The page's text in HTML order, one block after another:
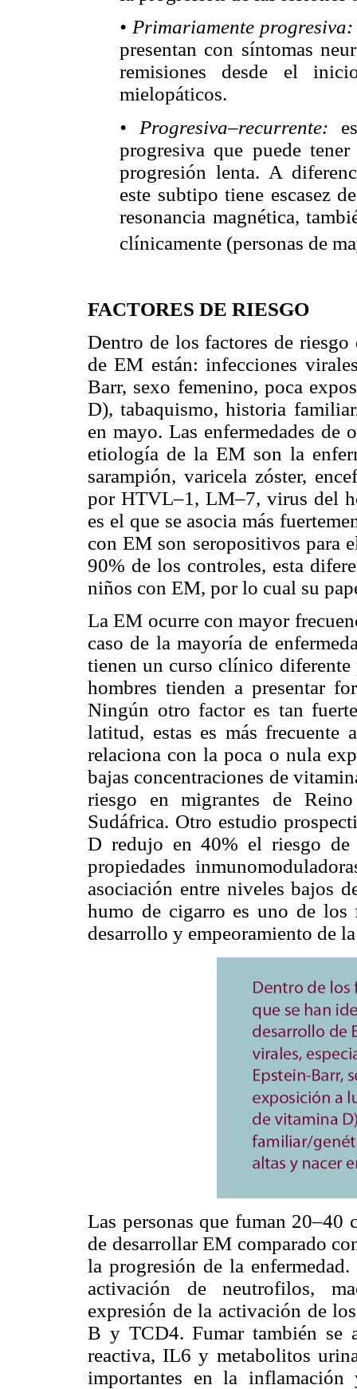
• Primariamente progresiva:
presentan con síntomas
remisiones desde el
mielopáticos.
• Progresiva–recurrente:
progresiva que puede
progresión lenta. A
este subtipo tiene escasez
resonancia magnética,
clínicamente (personas de
FACTORES DE RIESGO
Dentro de los factores de
de EM están: infecciones
Barr, sexo femenino, poca
D), tabaquismo, historia
en mayo. Las enfermedades
etiología de la EM son la
sarampión, varicela zóster,
por HTVL–1, LM–7, virus del
es el que se asocia más
con EM son seropositivos para
90% de los controles, esta
niños con EM, por lo cual su
La EM ocurre con mayor
caso de la mayoría de
tienen un curso clínico
hombres tienden a presentar
Ningún otro factor es tan
latitud, estas es más
relaciona con la poca o nula
bajas concentraciones de
riesgo en migrantes de
Sudáfrica. Otro estudio
D redujo en 40% el riesgo
propiedades
asociación entre niveles bajos
humo de cigarro es uno de los
desarrollo y empeoramiento de
Las personas que fuman
de desarrollar EM comparado
la progresión de la
activación de neutrofilos,
expresión de la activación de
B y TCD4. Fumar también se
reactiva, IL6 y metabolitos
importantes en la inflamación